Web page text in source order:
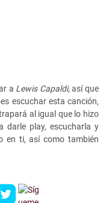
a Lewis Capaldi, así que
escuchar esta canción,
al igual que lo hizo
darle play, escucharla y
en ti, así como también